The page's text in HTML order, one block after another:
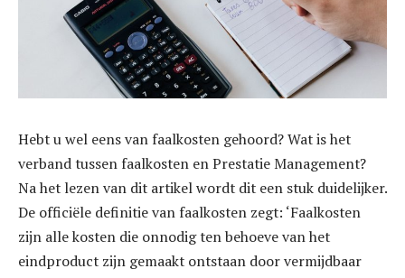
Hebt u wel eens van faalkosten gehoord? Wat is het
verband tussen faalkosten en Prestatie Management?
Na het lezen van dit artikel wordt dit een stuk duidelijker.
De officiële definitie van faalkosten zegt: ‘Faalkosten
zijn alle kosten die onnodig ten behoeve van het
eindproduct zijn gemaakt ontstaan door vermijdbaar